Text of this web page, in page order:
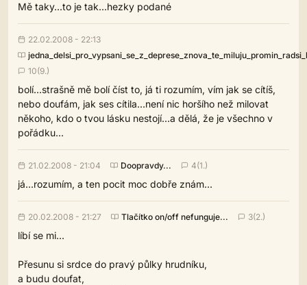
Mě taky...to je tak...hezky podané
22.02.2008 - 22:13
10(9.)
bolí...strašně mě bolí číst to, já ti rozumím, vím jak se cítíš,
nebo doufám, jak ses cítila...není nic horšího než milovat
někoho, kdo o tvou lásku nestojí...a dělá, že je všechno v
pořádku...
21.02.2008 - 21:04 Doopravdy... 4(1.)
já...rozumím, a ten pocit moc dobře znám...
20.02.2008 - 21:27 Tlačítko on/off nefunguje... 3(2.)
líbí se mi...
Přesunu si srdce do pravý půlky hrudníku,
a budu doufat,